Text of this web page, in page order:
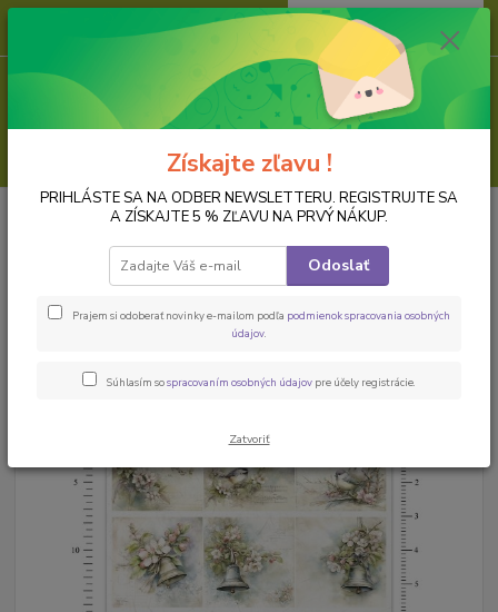
ks
za 0,00 EUR
PAPIER NA DECOUPAGE Ryžové papiere, formát A4
Ryžový papier na decoupage ITD-
R2794
Získajte zľavu !
PRIHLÁSTE SA NA ODBER NEWSLETTERU. REGISTRUJTE SA
A ZÍSKAJTE 5 % ZĽAVU NA PRVÝ NÁKUP.
Odoslať
Prajem si odoberať novinky e-mailom podľa podmienok spracovania osobných
údajov.
Súhlasím sospracovaním osobných údajov pre účely registrácie.
Zatvoriť